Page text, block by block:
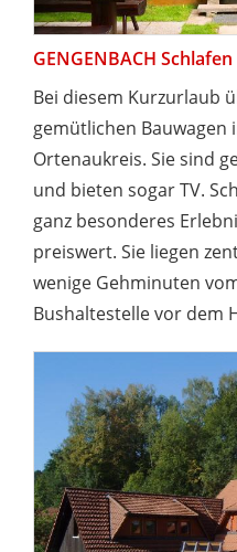
GENGENBACH
Bei diesem Kurzurlaub
gemütlichen Bauwagen
Ortenaukreis. Sie sind
und bieten sogar TV.
ganz besonderes
preiswert. Sie liegen
wenige Gehminuten
Bushaltestelle vor dem